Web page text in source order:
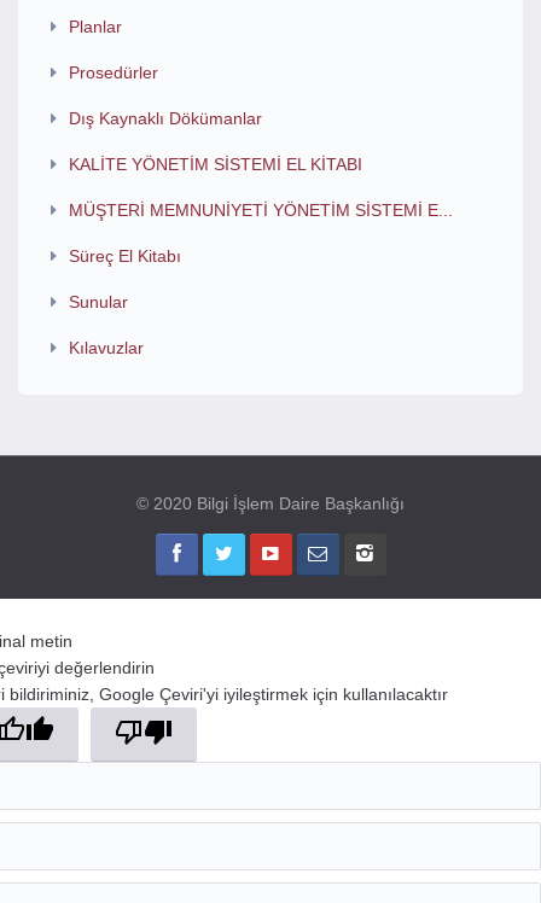
Planlar
Prosedürler
Dış Kaynaklı Dökümanlar
KALİTE YÖNETİM SİSTEMİ EL KİTABI
MÜŞTERİ MEMNUNİYETİ YÖNETİM SİSTEMİ E...
Süreç El Kitabı
Sunular
Kılavuzlar
© 2020 Bilgi İşlem Daire Başkanlığı
metin
değerlendirin
bildiriminiz, Google Çeviri'yi iyileştirmek için kullanılacaktır